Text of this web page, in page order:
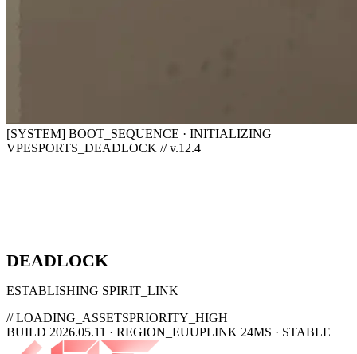
[SYSTEM] BOOT_SEQUENCE · INITIALIZING
VPESPORTS_DEADLOCK // v.12.4
DEADLOCK
ESTABLISHING SPIRIT_LINK
// LOADING_ASSETSPRIORITY_HIGH
BUILD 2026.05.11 · REGION_EUUPLINK 24MS · STABLE